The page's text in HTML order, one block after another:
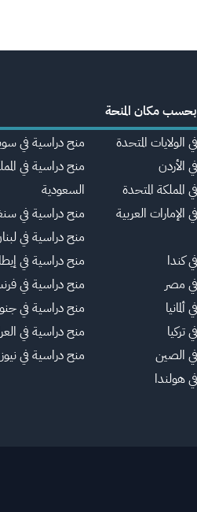
مكان المنحة
الولايات المتحدة
الأردن
المملكة المتحدة
الإمارات العربية
كندا
مصر
تركيا
الصين
هولندا
منح دراسية في
منح دراسية في
السعودية
منح دراسية في
منح دراسية في
منح دراسية في
منح دراسية في
منح دراسية في
منح دراسية في
منح دراسية في